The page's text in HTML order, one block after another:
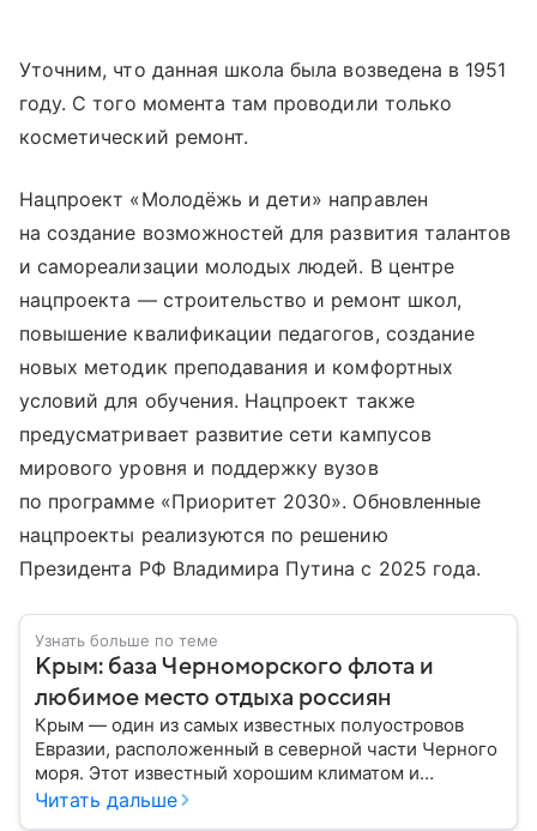
Уточним, что данная школа была возведена в 1951
году. С того момента там проводили только
косметический ремонт.
Нацпроект «Молодёжь и дети» направлен
на создание возможностей для развития талантов
и самореализации молодых людей. В центре
нацпроекта — строительство и ремонт школ,
повышение квалификации педагогов, создание
новых методик преподавания и комфортных
условий для обучения. Нацпроект также
предусматривает развитие сети кампусов
мирового уровня и поддержку вузов
по программе «Приоритет 2030». Обновленные
нацпроекты реализуются по решению
Президента РФ Владимира Путина с 2025 года.
Узнать больше по теме
Крым: база Черноморского флота и
любимое место отдыха россиян
Крым — один из самых известных полуостровов
Евразии, расположенный в северной части Черного
моря. Этот известный хорошим климатом и
красивой природой регион имеет также огромное
Читать дальше